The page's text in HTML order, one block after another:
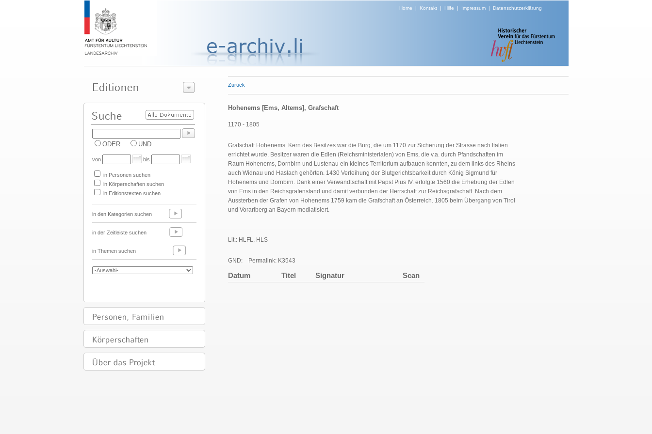
Home | Kontakt| Hilfe | Impressum| Datenschutzerklärung
ODER UND
von bis
in Personen suchen
in Körperschaften suchen
in Editionstexten suchen
in den Kategorien suchen
in der Zeitleiste suchen
in Themen suchen
Zurück
Hohenems [Ems, Altems], Grafschaft
1170 - 1805
Grafschaft Hohenems. Kern des Besitzes war die Burg, die um 1170 zur Sicherung der Strasse nach Italien
errichtet wurde. Besitzer waren die Edlen (Reichsministerialen) von Ems, die v.a. durch Pfandschaften im
Raum Hohenems, Dornbirn und Lustenau ein kleines Territorium aufbauen konnten, zu dem links des Rheins
auch Widnau und Haslach gehörten. 1430 Verleihung der Blutgerichtsbarkeit durch König Sigmund für
Hohenems und Dornbirn. Dank einer Verwandtschaft mit Papst Pius IV. erfolgte 1560 die Erhebung der Edlen
von Ems in den Reichsgrafenstand und damit verbunden der Herrschaft zur Reichsgrafschaft. Nach dem
Aussterben der Grafen von Hohenems 1759 kam die Grafschaft an Österreich. 1805 beim Übergang von Tirol
und Vorarlberg an Bayern mediatisiert.
Lit.: HLFL, HLS
GND: Permalink: K3543
Datum Titel Signatur Scan